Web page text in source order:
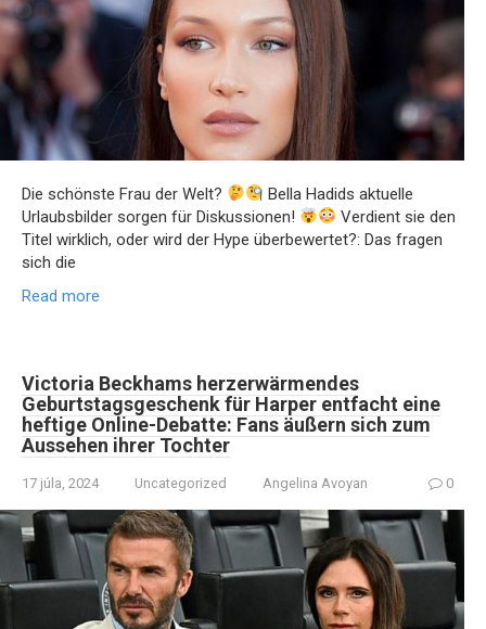
Die schönste Frau der Welt?
Bella Hadids aktuelle
Urlaubsbilder sorgen für Diskussionen!
Verdient sie den
Titel wirklich, oder wird der Hype überbewertet?: Das fragen
sich die
Read more
Victoria Beckhams herzerwärmendes
Geburtstagsgeschenk für Harper entfacht eine
heftige Online-Debatte: Fans äußern sich zum
Aussehen ihrer Tochter
17 júla, 2024 Uncategorized Angelina Avoyan 0